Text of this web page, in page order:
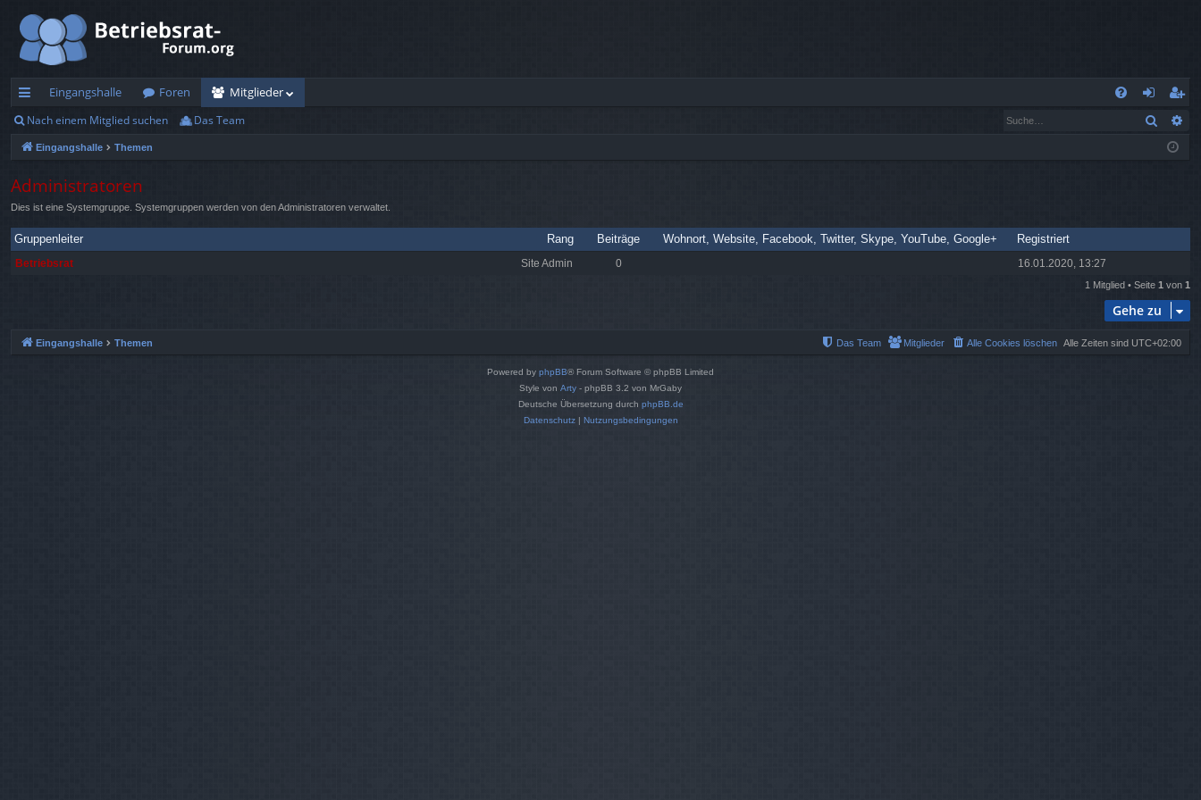
ch
ne
llz
ug
rif
f
Eingangshalle Foren
Mitglieder
n
eg
ist
Nach einem Mitglied suchen Das Team Suche
Eingangshalle Themen
Administratoren
Dies ist eine Systemgruppe. Systemgruppen werden von den Administratoren verwaltet.
Rang
Gruppenleiter Beiträge Wohnort, Website, Facebook, Twitter, Skype, YouTube, Google+ Registriert
Site Admin
Betriebsrat 0 16.01.2020, 13:27
1 Mitglied • Seite 1 von 1
Gehe zu
Eingangshalle Themen Alle Zeiten sind UTC+02:00
Alle Cookies löschen
Mitglieder
Das Team
Powered by phpBB® Forum Software © phpBB Limited
Style von Arty - phpBB 3.2 von MrGaby
Deutsche Übersetzung durch phpBB.de
Datenschutz| Nutzungsbedingungen